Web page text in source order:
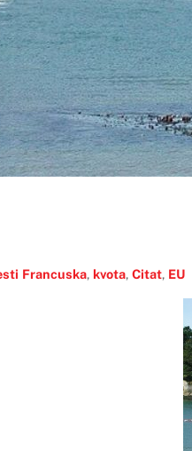
Francuska, kvota,Citat, EU